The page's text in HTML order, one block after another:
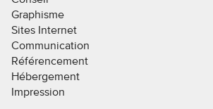
Graphisme
Sites Internet
Communication
Référencement
Hébergement
Impression